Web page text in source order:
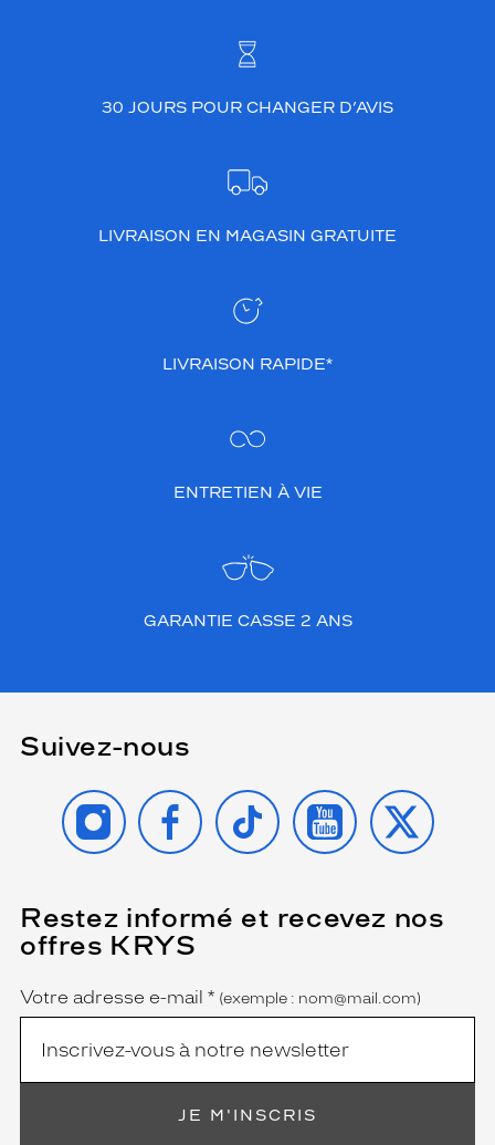
30 JOURS POUR CHANGER D’AVIS
LIVRAISON EN MAGASIN GRATUITE
LIVRAISON RAPIDE*
ENTRETIEN À VIE
GARANTIE CASSE 2 ANS
Suivez-nous
INSTAGRAMFACEBOOK
TIKTOK YOUTUBE
X
Restez informé et recevez nos
offres KRYS
Name
Votre adresse e-mail *
(Ce
champ
est
obligatoire)
(exemple : nom@mail.com)
JE M'INSCRIS